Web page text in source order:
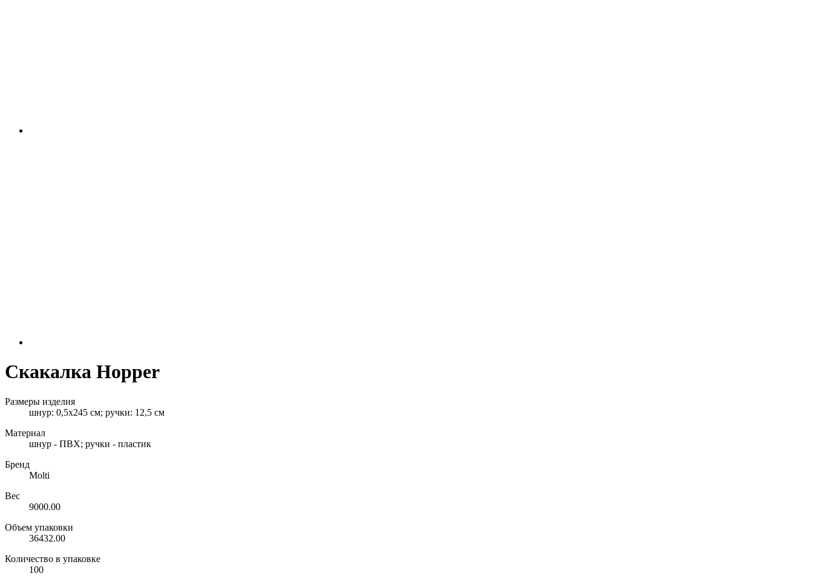
Скакалка Hopper
Размеры изделия
шнур: 0,5х245 см; ручки: 12,5 см
Материал
шнур - ПВХ; ручки - пластик
Бренд
Molti
Вес
9000.00
Объем упаковки
36432.00
Количество в упаковке
100